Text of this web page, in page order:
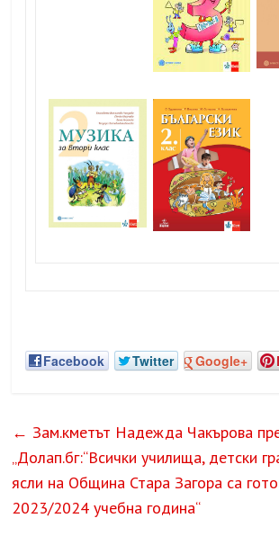
Facebook Twitter Google+
← Зам.кметът Надежда Чакърова
„Долап.бг:“Всички училища, детски
ясли на Община Стара Загора са
2023/2024 учебна година“